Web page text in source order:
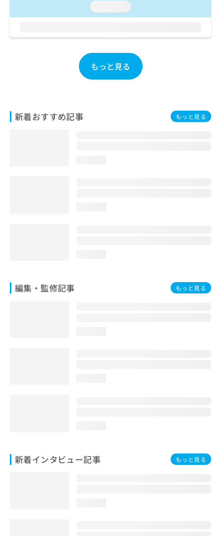
もっと見る
新着おすすめ記事 もっと見る
編集・監修記事 もっと見る
新着インタビュー記事 もっと見る
問
合